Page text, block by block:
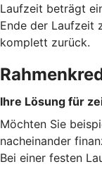
Laufzeit beträgt
Ende der Laufzeit
komplett zurück.
Ihre Lösung für
Möchten Sie
nacheinander
Bei einer festen